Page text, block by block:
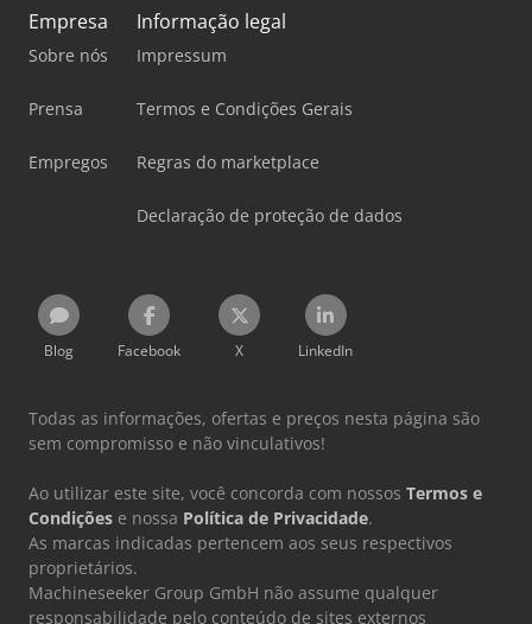
Empresa
Sobre nós
Prensa
Empregos
Informação legal
Impressum
Termos e Condições Gerais
Regras do marketplace
Declaração de proteção de dados
Blog Facebook X LinkedIn
Todas as informações, ofertas e preços nesta página são
sem compromisso e não vinculativos!
Ao utilizar este site, você concorda com nossos Termos e
Condições e nossa Política de Privacidade.
As marcas indicadas pertencem aos seus respectivos
proprietários.
Machineseeker Group GmbH não assume qualquer
responsabilidade pelo conteúdo de sites externos